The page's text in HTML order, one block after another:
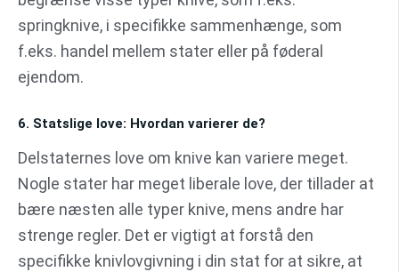
springknive, i specifikke sammenhænge, som
f.eks. handel mellem stater eller på føderal
ejendom.
6. Statslige love: Hvordan varierer de?
Delstaternes love om knive kan variere meget.
Nogle stater har meget liberale love, der tillader at
bære næsten alle typer knive, mens andre har
strenge regler. Det er vigtigt at forstå den
specifikke knivlovgivning i din stat for at sikre, at